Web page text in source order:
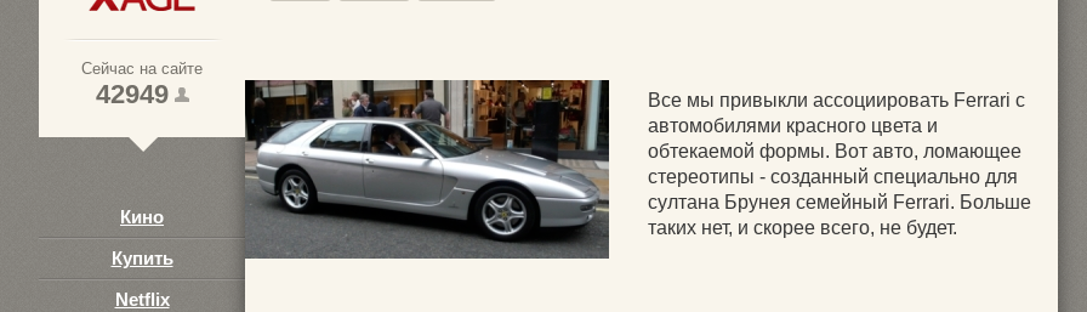
1
Сейчас на сайте
42949
Кино
Купить
Netflix
Все мы привыкли ассоциировать Ferrari с
автомобилями красного цвета и
обтекаемой формы. Вот авто, ломающее
стереотипы - созданный специально для
султана Брунея семейный Ferrari. Больше
таких нет, и скорее всего, не будет.